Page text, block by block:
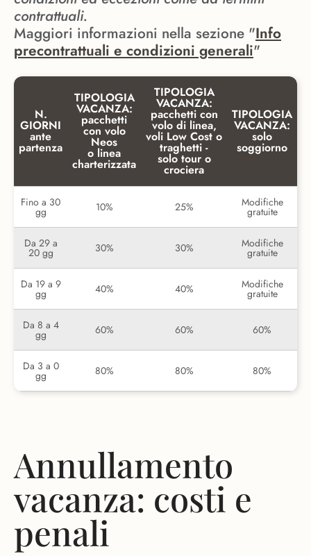
contrattuali.
Maggiori informazioni nella sezione "Info
precontrattuali e condizioni generali"
N.
GIORNI
ante
partenza
TIPOLOGIA
VACANZA:
pacchetti
con volo
Neos
o linea
charterizzata
TIPOLOGIA
VACANZA:
pacchetti con
volo di linea,
voli Low Cost o
traghetti -
solo tour o
crociera
TIPOLOGIA
VACANZA:
solo
soggiorno
Fino a 30
gg 10% 25% Modifiche
gratuite
Da 29 a
20 gg 30% 30% Modifiche
gratuite
Da 19 a 9
gg 40% 40% Modifiche
gratuite
Da 8 a 4
gg 60% 60% 60%
Da 3 a 0
gg 80% 80% 80%
Annullamento
vacanza: costi e
penali